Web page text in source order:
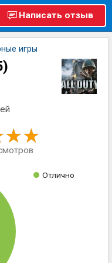
Написать отзыв
игры
Отлично